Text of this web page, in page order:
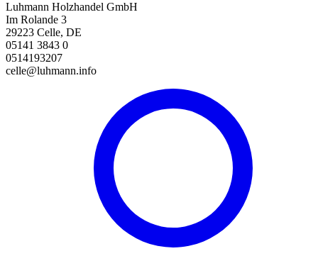
Luhmann Holzhandel GmbH
Im Rolande 3
29223 Celle, DE
05141 3843 0
0514193207
celle@luhmann.info